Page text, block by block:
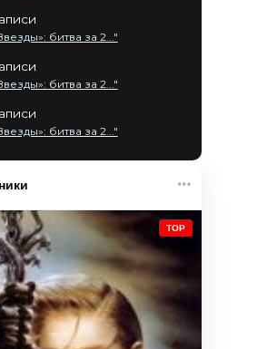
битва за 2..."
битва за 2..."
битва за 2..."
TOP